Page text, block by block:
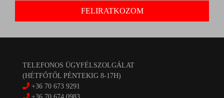
TELEFONOS ÜGYFÉLSZOLGÁLAT
(HÉTFŐTŐL PÉNTEKIG 8-17H)
+36 70 673 9291